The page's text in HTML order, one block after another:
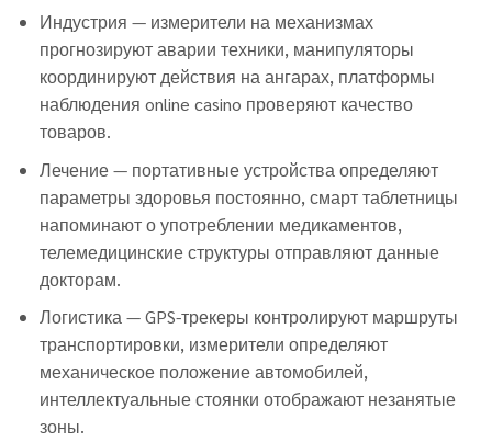
Индустрия — измерители на механизмах
прогнозируют аварии техники, манипуляторы
координируют действия на ангарах, платформы
наблюдения online casino проверяют качество
товаров.
Лечение — портативные устройства определяют
параметры здоровья постоянно, смарт таблетницы
напоминают о употреблении медикаментов,
телемедицинские структуры отправляют данные
докторам.
Логистика — GPS-трекеры контролируют маршруты
транспортировки, измерители определяют
механическое положение автомобилей,
интеллектуальные стоянки отображают незанятые
зоны.